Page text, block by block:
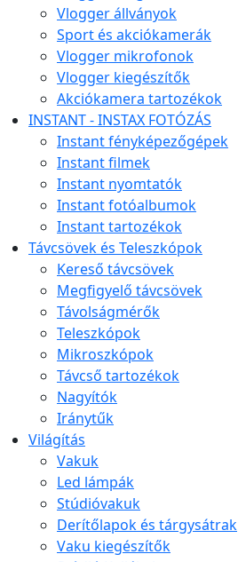
Vlogger állványok
Sport és akciókamerák
Vlogger mikrofonok
Vlogger kiegészítők
Akciókamera tartozékok
INSTANT - INSTAX FOTÓZÁS
Instant fényképezőgépek
Instant filmek
Instant nyomtatók
Instant fotóalbumok
Instant tartozékok
Távcsövek és Teleszkópok
Kereső távcsövek
Megfigyelő távcsövek
Távolságmérők
Teleszkópok
Mikroszkópok
Távcső tartozékok
Nagyítók
Iránytűk
Világítás
Vakuk
Led lámpák
Stúdióvakuk
Derítőlapok és tárgysátrak
Vaku kiegészítők